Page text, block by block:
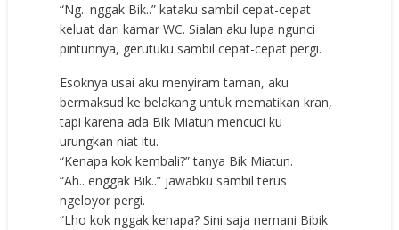
“Ng.. nggak Bik..” kataku sambil cepat-cepat
keluat dari kamar WC. Sialan aku lupa ngunci
pintunnya, gerutuku sambil cepat-cepat pergi.
Esoknya usai aku menyiram taman, aku
bermaksud ke belakang untuk mematikan kran,
tapi karena ada Bik Miatun mencuci ku
urungkan niat itu.
“Kenapa kok kembali?” tanya Bik Miatun.
“Ah.. enggak Bik..” jawabku sambil terus
ngeloyor pergi.
“Lho kok nggak kenapa? Sini saja nemani Bibik